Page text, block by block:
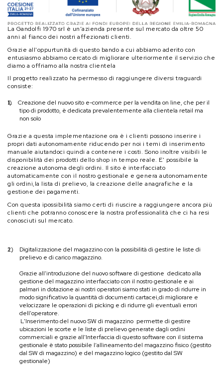
La Gandolfi 1970 srl è un’azienda presente sul mercato da oltre 50
anni al fianco dei nostri affezionati clienti.
Grazie all'oppurtunità di questo bando a cui abbiamo aderito con
entusiasmo abbiamo cercato di migliorare ulteriormente il servizio che
diamo a offriamo alla nostra clientela
Il progetto realizzato ha permesso di raggiungere diversi traguardi
consiste:
1)
Creazione del nuovo sito e-commerce per la vendita on line, che per il
tipo di prodotto, è dedicata prevalentemente alla clientela retail ma
non solo
Grazie a questa implementazione ora è i clienti possono inserire i
propri dati autonomamente riducendo per noi i temi di inserimento
manuale aiutandoci quindi a contenere i costi. Sono inoltre visibili le
disponibilità dei prodotti dello shop in tempo reale. E' possibile la
creazione autonoma degli ordini. Il sito è interfacciato
automaticamente con il nostro gestionale e genera autonomamente
gli ordini,la lista di prelievo, la creazione delle anagrafiche e la
gestione dei pagamenti.
Con questa ipossibilità siamo certi di riuscire a raggiungere ancora più
clienti che potranno conoscere la nostra professionalità che ci ha resi
conosciuti sul mercato.
2)
Digitalizzazione del magazzino con la possibilità di gestire le liste di
prelievo e di carico magazzino.
Grazie all'introduzione del nuovo software di gestione dedicato alla
gestione del magazzino interfacciato con il nostro gestionale e ai
palmari in dotazione ai nostri operatori siamo stati in grado di ridurre in
modo significativo la quantità di documenti cartacei,di migliorare e
velocizzare le operazioni di picking e di ridurre gli eventuali errori
dell'operatore.
L'Inserimento del nuovo SW di magazzino permette di gestire
ubicazioni le scorte e le liste di prelievo generate dagli ordini
commerciali e grazie all'Interfaccia di questo software con il sistema
gestionale è stato possibile l’allineamento del magazzino fisico (gestito
dal SW di magazzino) e del magazzino logico (gestito dal SW
gestionale)